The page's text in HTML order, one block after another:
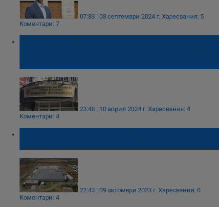
07:33 | 03 септември 2024 г. Харесвания: 5
Коментари: 7
23:48 | 10 април 2024 г. Харесвания: 4
Коментари: 4
22:43 | 09 октомври 2023 г. Харесвания: 0
Коментари: 4